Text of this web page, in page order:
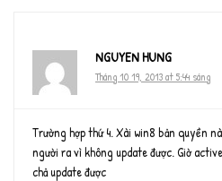
NGUYEN HUNG
Tháng 10 19, 2013 at 5:44 sáng
Trường hợp thứ 4. Xài win8 bản quyền
người ra vì không update được. Giờ
chả update được